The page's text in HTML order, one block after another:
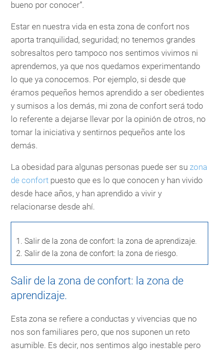
bueno por conocer”.
Estar en nuestra vida en esta zona de confort nos
aporta tranquilidad, seguridad; no tenemos grandes
sobresaltos pero tampoco nos sentimos vivimos ni
aprendemos, ya que nos quedamos experimentando
lo que ya conocemos. Por ejemplo, si desde que
éramos pequeños hemos aprendido a ser obedientes
y sumisos a los demás, mi zona de confort será todo
lo referente a dejarse llevar por la opinión de otros, no
tomar la iniciativa y sentirnos pequeños ante los
demás.
La obesidad para algunas personas puede ser su zona
de confort puesto que es lo que conocen y han vivido
desde hace años, y han aprendido a vivir y
relacionarse desde ahí.
1. Salir de la zona de confort: la zona de aprendizaje.
2. Salir de la zona de confort: la zona de riesgo.
Salir de la zona de confort: la zona de
aprendizaje.
Esta zona se refiere a conductas y vivencias que no
nos son familiares pero, que nos suponen un reto
asumible. Es decir, nos sentimos algo inestable pero